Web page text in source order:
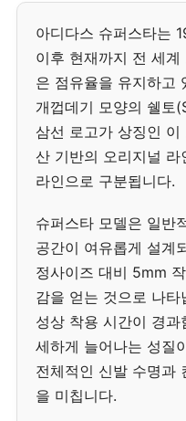
아디다스 슈퍼스타는
이후 현재까지 전 세
은 점유율을 유지하고
개껍데기 모양의 쉘토
삼선 로고가 상징인
산 기반의 오리지널
라인으로 구분됩니다.
슈퍼스타 모델은 일반
공간이 여유롭게 설계
정사이즈 대비 5mm
감을 얻는 것으로 나
성상 착용 시간이 경
세하게 늘어나는 성질
전체적인 신발 수명과
을 미칩니다.